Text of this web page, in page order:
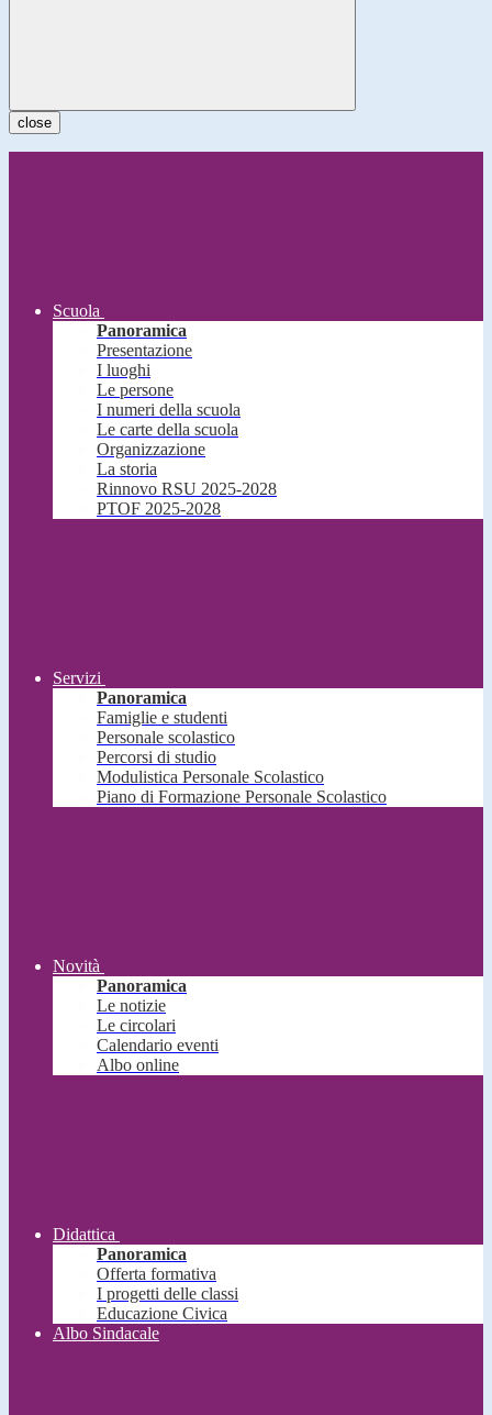
close
Scuola
Panoramica
Presentazione
I luoghi
Le persone
I numeri della scuola
Le carte della scuola
Organizzazione
La storia
Rinnovo RSU 2025-2028
PTOF 2025-2028
Servizi
Panoramica
Famiglie e studenti
Personale scolastico
Percorsi di studio
Modulistica Personale Scolastico
Piano di Formazione Personale Scolastico
Novità
Panoramica
Le notizie
Le circolari
Calendario eventi
Albo online
Didattica
Panoramica
Offerta formativa
I progetti delle classi
Educazione Civica
Albo Sindacale